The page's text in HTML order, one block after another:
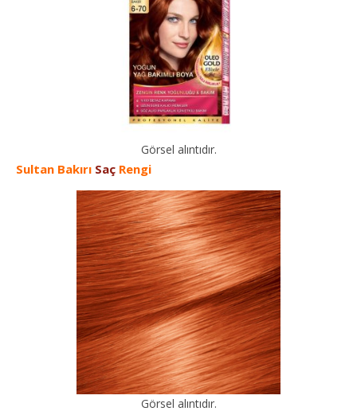
Görsel alıntıdır.
Sultan Bakırı Saç Rengi
Görsel alıntıdır.